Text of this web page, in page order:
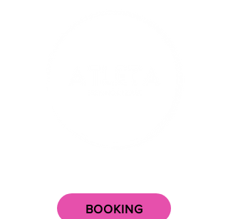
BOOKING